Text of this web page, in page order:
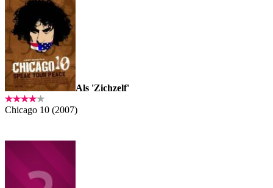
Als 'Zichzelf'
Chicago 10 (2007)